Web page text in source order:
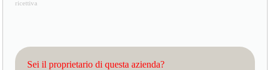
ricettiva
Sei il proprietario di questa azienda?